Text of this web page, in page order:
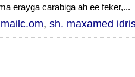
erayga carabiga ah ee feker,...
, sh. maxamed